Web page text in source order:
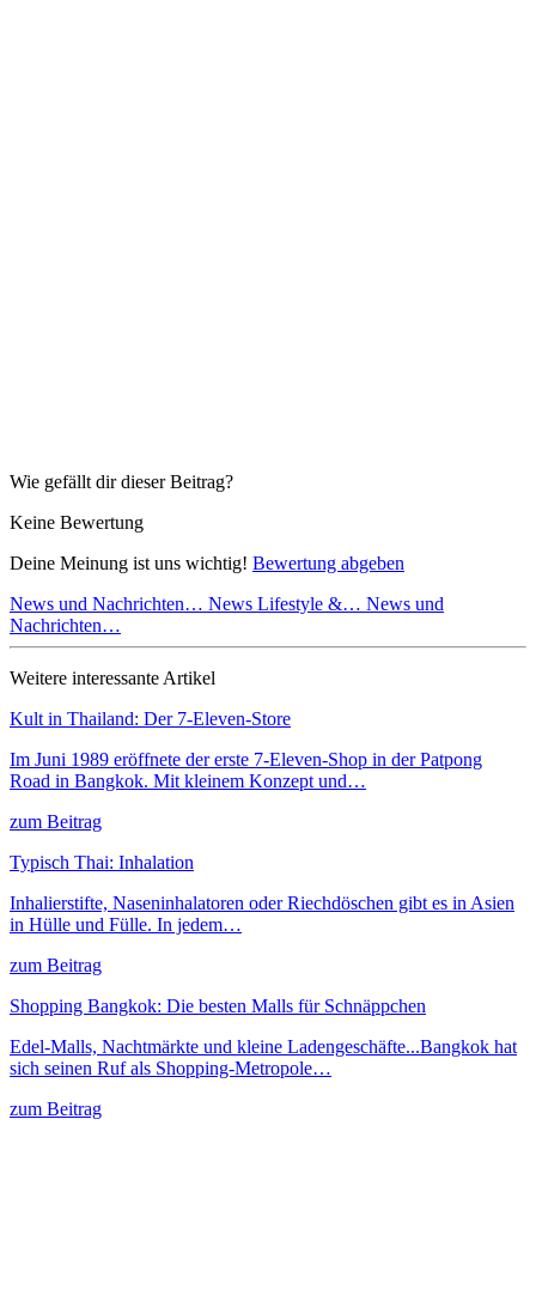
Wie gefällt dir dieser Beitrag?
Keine Bewertung
Deine Meinung ist uns wichtig! Bewertung abgeben
News und Nachrichten… News Lifestyle &… News und
Nachrichten…
Weitere interessante Artikel
Kult in Thailand: Der 7-Eleven-Store
Im Juni 1989 eröffnete der erste 7-Eleven-Shop in der Patpong
Road in Bangkok. Mit kleinem Konzept und…
zum Beitrag
Typisch Thai: Inhalation
Inhalierstifte, Naseninhalatoren oder Riechdöschen gibt es in Asien
in Hülle und Fülle. In jedem…
zum Beitrag
Shopping Bangkok: Die besten Malls für Schnäppchen
Edel-Malls, Nachtmärkte und kleine Ladengeschäfte...Bangkok hat
sich seinen Ruf als Shopping-Metropole…
zum Beitrag